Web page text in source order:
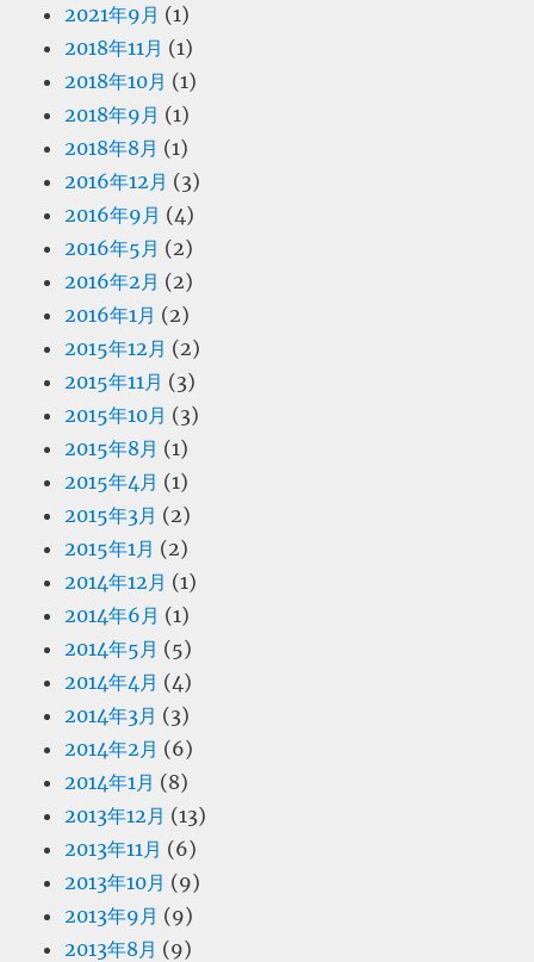
2021年9月 (1)
2018年11月 (1)
2018年10月 (1)
2018年9月 (1)
2018年8月 (1)
2016年12月 (3)
2016年9月 (4)
2016年5月 (2)
2016年2月 (2)
2016年1月 (2)
2015年12月 (2)
2015年11月 (3)
2015年10月 (3)
2015年8月 (1)
2015年4月 (1)
2015年3月 (2)
2015年1月 (2)
2014年12月 (1)
2014年6月 (1)
2014年5月 (5)
2014年4月 (4)
2014年3月 (3)
2014年2月 (6)
2014年1月 (8)
2013年12月 (13)
2013年11月 (6)
2013年10月 (9)
2013年9月 (9)
2013年8月 (9)